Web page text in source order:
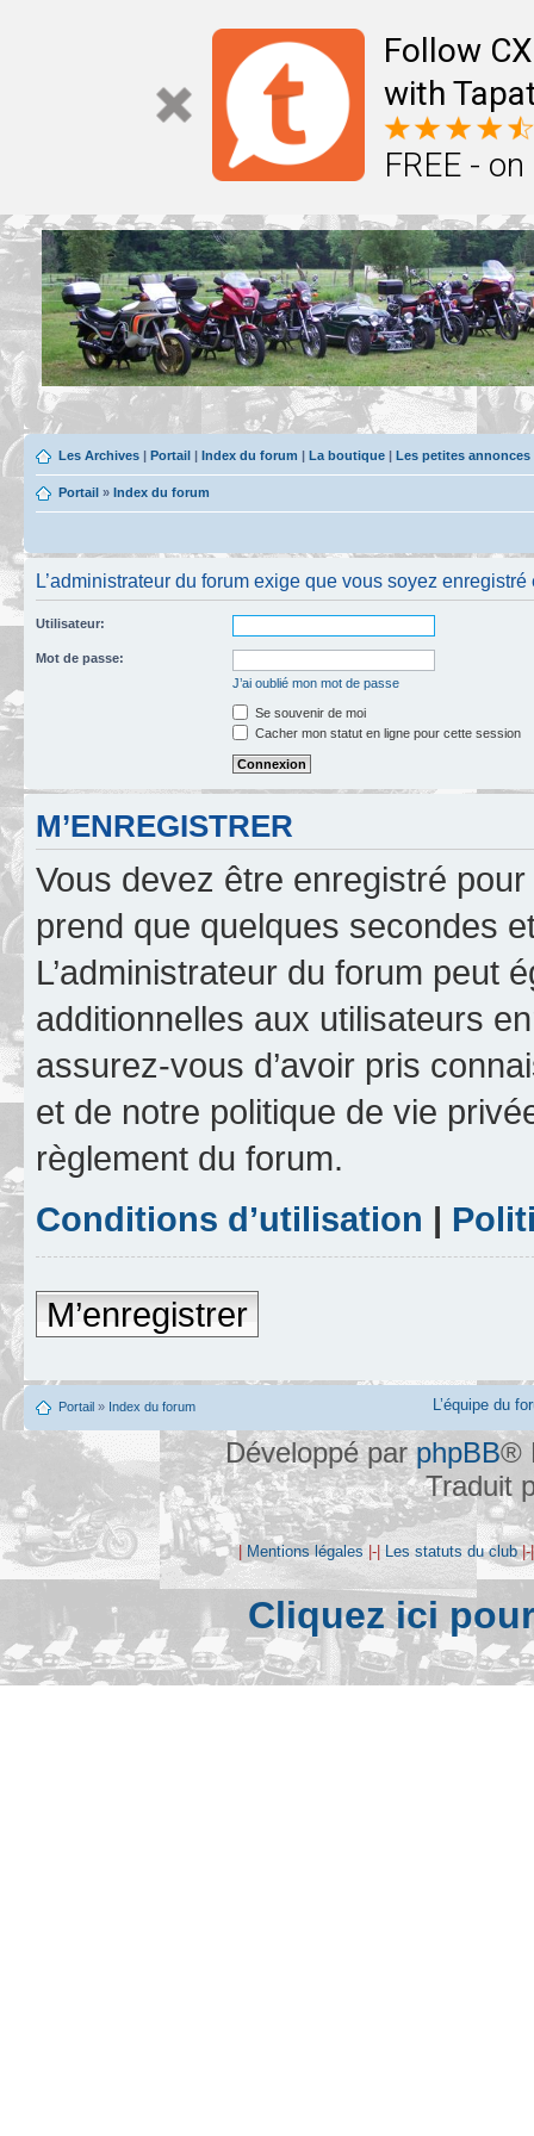
Follow
with
FREE -
Les Archives | Portail | Index du forum | La boutique | Les petites
Portail » Index du forum
L’administrateur du forum exige que vous soyez
Utilisateur:
Mot de passe:
J’ai oublié mon mot de passe
Se souvenir de moi
Cacher mon statut en ligne pour cette session
M’ENREGISTRER
Vous devez être enregistré
prend que quelques secondes
L’administrateur du forum peut
additionnelles aux utilisateurs
assurez-vous d’avoir pris
et de notre politique de vie
règlement du forum.
Conditions d’utilisation |
M’enregistrer
Portail » Index du forum L’équipe du
Développé parphpBB®
Traduit
| Mentions légales |-| Les statuts du club
Cliquez ici